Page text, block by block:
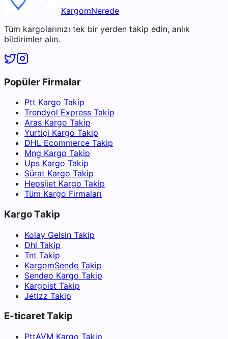
KargomNerede
Tüm kargolarınızı tek bir yerden takip edin, anlık
bildirimler alın.
Popüler Firmalar
Ptt Kargo Takip
Trendyol Express Takip
Aras Kargo Takip
Yurtiçi Kargo Takip
DHL Ecommerce Takip
Mng Kargo Takip
Ups Kargo Takip
Sürat Kargo Takip
Hepsijet Kargo Takip
Tüm Kargo Firmaları
Kargo Takip
Kolay Gelsin Takip
Dhl Takip
Tnt Takip
KargomSende Takip
Sendeo Kargo Takip
Kargoist Takip
Jetizz Takip
E-ticaret Takip
PttAVM Kargo Takip